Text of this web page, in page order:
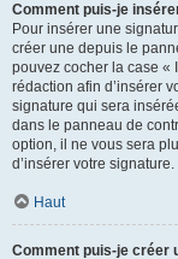
Comment puis-je
Pour insérer une
créer une depuis le
pouvez cocher la case «
rédaction afin d’insérer
signature qui sera
dans le panneau de
option, il ne vous sera
d’insérer votre signature.
Haut
Comment puis-je créer